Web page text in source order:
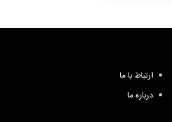
ارتباط با ما
درباره ما